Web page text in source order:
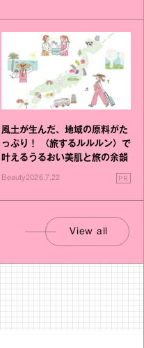
風土が生んだ、地域の原料がた
っぷり！ 〈旅するルルルン〉で
叶えるうるおい美肌と旅の余韻
Beauty2026.7.22 PR
View all